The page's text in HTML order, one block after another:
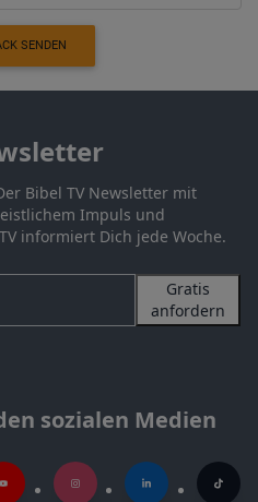
SENDEN
Bibel TV Newsletter mit
Impuls und
informiert Dich jede Woche.
Gratis
anfordern
sozialen Medien